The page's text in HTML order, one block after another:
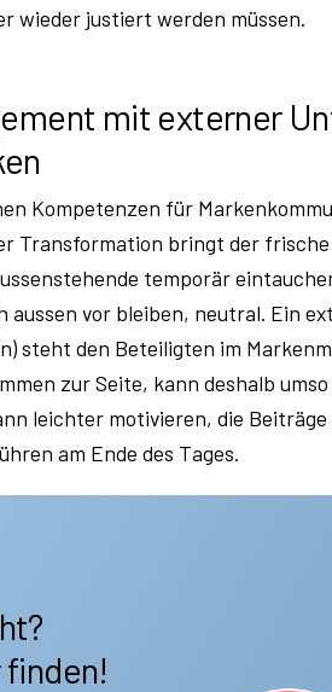
wieder justiert werden müssen.
mit externer
Kompetenzen für
Transformation bringt der
temporär
aussen vor bleiben, neutral. Ein
steht den Beteiligten im
zur Seite, kann deshalb
leichter motivieren, die Beiträge
am Ende des Tages.